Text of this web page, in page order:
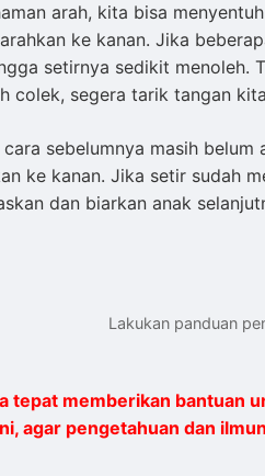
arah, kita bisa
ke kanan. Jika
setirnya sedikit
colek, segera tarik tangan
sebelumnya masih
ke kanan. Jika setir sudah
dan biarkan anak
Lakukan panduan
tepat memberikan bantuan
agar pengetahuan dan